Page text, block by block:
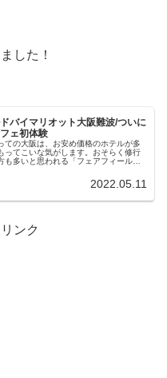
した！
バイマリオット大阪難波/ついに
ェ初体験
ての大阪は、お安め価格のホテルが多
ってこいな気がします。おそらく修行
も多いと思われる「フェアフィールド
お部屋はいつも通りですが、朝食がビ
変わっていたので、利用してみまし
2022.05.11
ンク